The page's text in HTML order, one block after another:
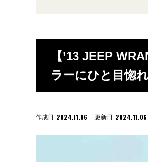
【’13 JEEP
ラーにひと目惚れ
作成日 2024.11.06 更新日 2024.11.06